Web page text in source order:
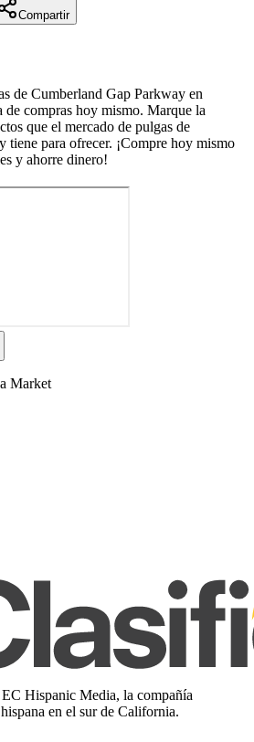
Compartir
de Cumberland Gap Parkway en
compras hoy mismo. Marque la
que el mercado de pulgas de
tiene para ofrecer. ¡Compre hoy mismo
y ahorre dinero!
Market
Hispanic Media, la compañía
en el sur de California.